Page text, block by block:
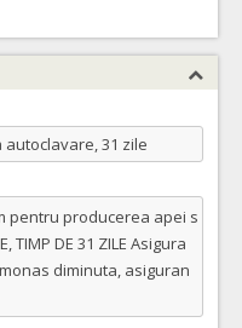
31 zile
pentru producerea apei s
TIMP DE 31 ZILE Asigura
diminuta, asiguran